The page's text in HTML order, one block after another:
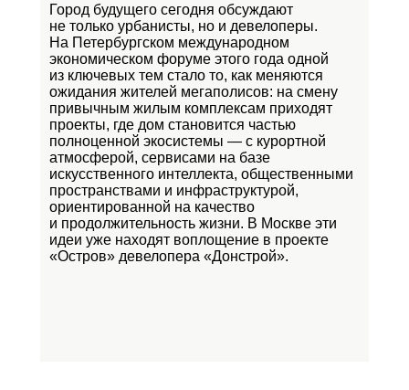
Город будущего сегодня обсуждают
не только урбанисты, но и девелоперы.
На Петербургском международном
экономическом форуме этого года одной
из ключевых тем стало то, как меняются
ожидания жителей мегаполисов: на смену
привычным жилым комплексам приходят
проекты, где дом становится частью
полноценной экосистемы — с курортной
атмосферой, сервисами на базе
искусственного интеллекта, общественными
пространствами и инфраструктурой,
ориентированной на качество
и продолжительность жизни. В Москве эти
идеи уже находят воплощение в проекте
«Остров» девелопера «Донстрой».